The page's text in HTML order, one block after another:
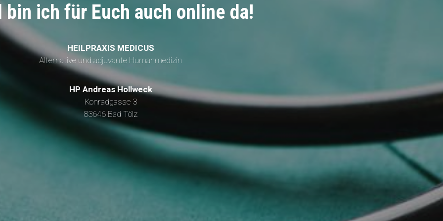
bin ich für Euch auch online da!
HEILPRAXIS MEDICUS
Alternative und adjuvante Humanmedizin
HP Andreas Hollweck
Konradgasse 3
83646 Bad Tölz